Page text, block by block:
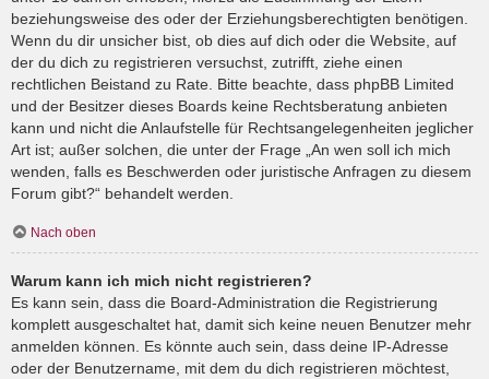
beziehungsweise des oder der Erziehungsberechtigten benötigen.
Wenn du dir unsicher bist, ob dies auf dich oder die Website, auf
der du dich zu registrieren versuchst, zutrifft, ziehe einen
rechtlichen Beistand zu Rate. Bitte beachte, dass phpBB Limited
und der Besitzer dieses Boards keine Rechtsberatung anbieten
kann und nicht die Anlaufstelle für Rechtsangelegenheiten jeglicher
Art ist; außer solchen, die unter der Frage „An wen soll ich mich
wenden, falls es Beschwerden oder juristische Anfragen zu diesem
Forum gibt?“ behandelt werden.
Nach oben
Warum kann ich mich nicht registrieren?
Es kann sein, dass die Board-Administration die Registrierung
komplett ausgeschaltet hat, damit sich keine neuen Benutzer mehr
anmelden können. Es könnte auch sein, dass deine IP-Adresse
oder der Benutzername, mit dem du dich registrieren möchtest,